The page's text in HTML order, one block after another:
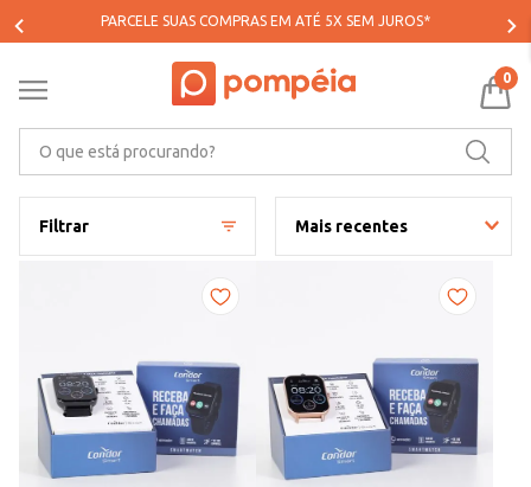
PARCELE SUAS COMPRAS EM ATÉ 5X SEM JUROS*
0
Filtrar Mais recentes